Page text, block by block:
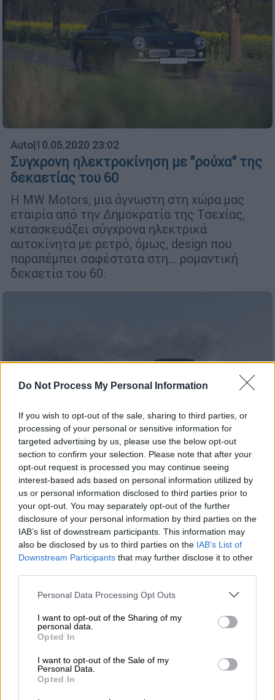
Do Not Process My Personal Information
If you wish to opt-out of the sale, sharing to third parties, or
processing of your personal or sensitive information for
targeted advertising by us, please use the below opt-out
section to confirm your selection. Please note that after your
opt-out request is processed you may continue seeing
interest-based ads based on personal information utilized by
us or personal information disclosed to third parties prior to
your opt-out. You may separately opt-out of the further
disclosure of your personal information by third parties on the
IAB’s list of downstream participants. This information may
also be disclosed by us to third parties on the IAB’s List of
Downstream Participants that may further disclose it to other
Please note that this website/app uses one or more Google
not limited to your visit or usage behaviour. You may click to
grant or deny consent to Google and its third-party tags to
use your data for below specified purposes in below Google
consent section.
Personal Data Processing Opt Outs
I want to opt-out of the Sharing of my
personal data.
Opted In
I want to opt-out of the Sale of my
Personal Data.
Opted In
Auto|10.05.2020 23:02
Συγχρονη ηλεκτροκίνηση με "ρούχα" της
δεκαετίας του 60
Η MW Motors, μια άγνωστη στη χώρα μας
εταιρία από την Δημοκρατία της Τσεχίας,
κατασκευάζει σύγχρονα ηλεκτρικά
αυτοκίνητα με ρετρό, όμως, design που
παραπέμπει σαφέστατα στη… ρομαντική
δεκαετία του 60.
Auto|16.04.2020 12:23
«Σπάζοντας» πάγους στη Σιβηρία…
[pics]
Αντιμέτωποι με διψήφιες αρνητικές
θερμοκρασίες βρέθηκαν οι άνθρωποι της
Lexus, προκειμένου να απαθανατίσουν τον
Ρώσο πρωταθλητή drifting Nikita Shikov να
δοκιμάζει στα όριά τους δύο διαφορετικά
πολυτελή και τα δύο, μοντέλα: τα Lexus RX
450h και Lexus LC 500.
ΑΛΛΑ #TAGS
αυτοκίνητο
ηλεκτρικά αυτοκίνητα